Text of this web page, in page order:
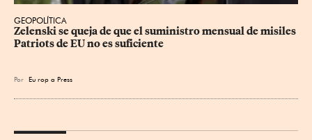
GEOPOLÍTICA
Zelenski se queja de que el suministro mensual de misiles
Patriots de EU no es suficiente
Por Eu rop a Press